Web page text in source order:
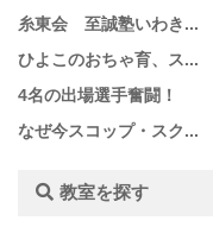
糸東会 至誠塾いわき...
ひよこのおちゃ育、ス...
4名の出場選手奮闘！
なぜ今スコップ・スク...
教室を探す